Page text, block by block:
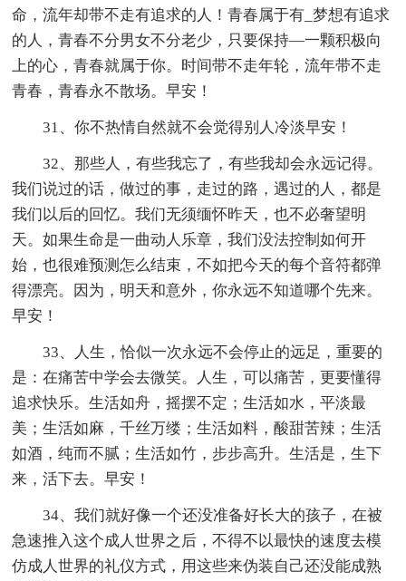
命，流年却带不走有追求的人！青春属于有_梦想有追求
的人，青春不分男女不分老少，只要保持—一颗积极向
上的心，青春就属于你。时间带不走年轮，流年带不走
青春，青春永不散场。早安！
31、你不热情自然就不会觉得别人冷淡早安！
32、那些人，有些我忘了，有些我却会永远记得。
我们说过的话，做过的事，走过的路，遇过的人，都是
我们以后的回忆。我们无须缅怀昨天，也不必奢望明
天。如果生命是一曲动人乐章，我们没法控制如何开
始，也很难预测怎么结束，不如把今天的每个音符都弹
得漂亮。因为，明天和意外，你永远不知道哪个先来。
早安！
33、人生，恰似一次永远不会停止的远足，重要的
是：在痛苦中学会去微笑。人生，可以痛苦，更要懂得
追求快乐。生活如舟，摇摆不定；生活如水，平淡最
美；生活如麻，千丝万缕；生活如料，酸甜苦辣；生活
如酒，纯而不腻；生活如竹，步步高升。生活是，生下
来，活下去。早安！
34、我们就好像一个还没准备好长大的孩子，在被
急速推入这个成人世界之后，不得不以最快的速度去模
仿成人世界的礼仪方式，用这些来伪装自己还没能成熟